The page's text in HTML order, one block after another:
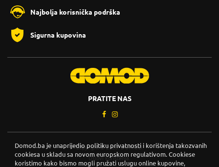
Najbolja korisnička podrška
Sigurna kupovina
PRATITE NAS
Copyright © 2026. DOMOD.
Uslovi korištenja
Domod.ba je unaprijedio politiku privatnosti i korištenja takozvanih
cookiesa u skladu sa novom europskom regulativom. Cookiese
koristimo kako bismo mogli pružati uslugu online kupovine,